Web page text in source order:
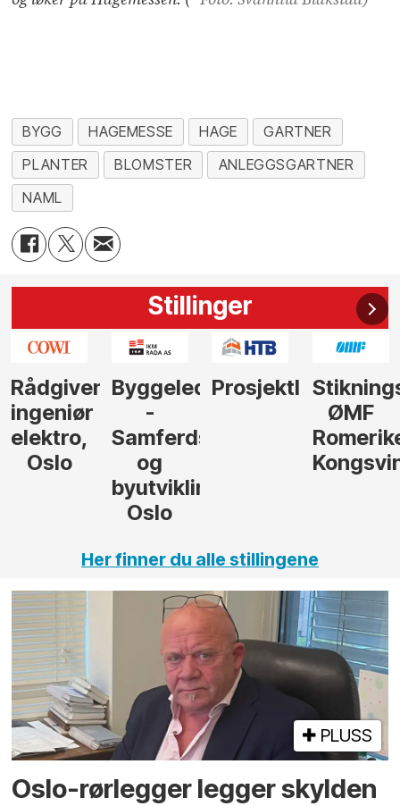
BYGG HAGEMESSE HAGE
GARTNER
PLANTER
BLOMSTER
ANLEGGSGARTNER
NAML
Stillinger
Byggeleder
-
Samferdsel
og
byutvikling,
ProsjektlederStikningsingeniør
Kongsvinger
/
strategi
Her finner du alle stillingene
PLUSS
Oslo-rørlegger legger skylden